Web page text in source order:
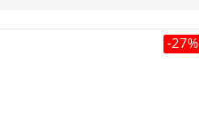
-27%